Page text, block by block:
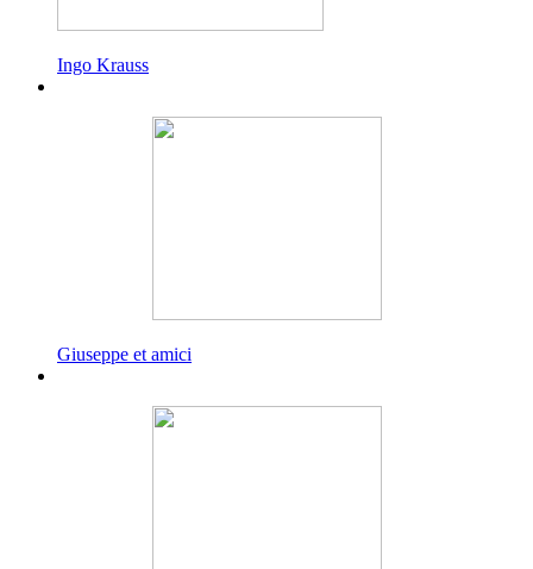
Ingo Krauss
Giuseppe et amici